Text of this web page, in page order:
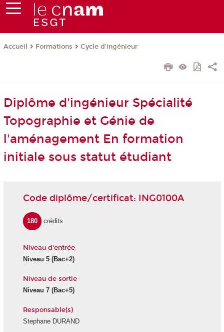
Accueil Formations Cycle d'ingénieur
Diplôme d'ingénieur Spécialité
Topographie et Génie de
l'aménagement En formation
initiale sous statut étudiant
Code diplôme/certificat: ING0100A
180 crédits
Niveau d'entrée
Niveau 5 (Bac+2)
Niveau de sortie
Niveau 7 (Bac+5)
Responsable(s)
Stephane DURAND